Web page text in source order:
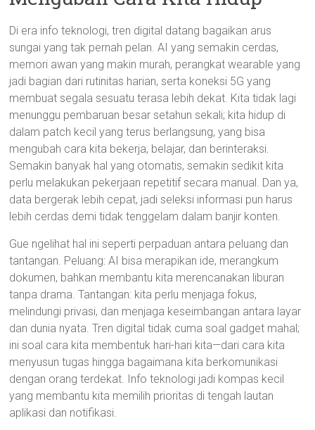
Di era info teknologi, tren digital datang bagaikan arus
sungai yang tak pernah pelan. AI yang semakin cerdas,
memori awan yang makin murah, perangkat wearable yang
jadi bagian dari rutinitas harian, serta koneksi 5G yang
membuat segala sesuatu terasa lebih dekat. Kita tidak lagi
menunggu pembaruan besar setahun sekali; kita hidup di
dalam patch kecil yang terus berlangsung, yang bisa
mengubah cara kita bekerja, belajar, dan berinteraksi.
Semakin banyak hal yang otomatis, semakin sedikit kita
perlu melakukan pekerjaan repetitif secara manual. Dan ya,
data bergerak lebih cepat, jadi seleksi informasi pun harus
lebih cerdas demi tidak tenggelam dalam banjir konten.
Gue ngelihat hal ini seperti perpaduan antara peluang dan
tantangan. Peluang: AI bisa merapikan ide, merangkum
dokumen, bahkan membantu kita merencanakan liburan
tanpa drama. Tantangan: kita perlu menjaga fokus,
melindungi privasi, dan menjaga keseimbangan antara layar
dan dunia nyata. Tren digital tidak cuma soal gadget mahal;
ini soal cara kita membentuk hari-hari kita—dari cara kita
menyusun tugas hingga bagaimana kita berkomunikasi
dengan orang terdekat. Info teknologi jadi kompas kecil
yang membantu kita memilih prioritas di tengah lautan
aplikasi dan notifikasi.